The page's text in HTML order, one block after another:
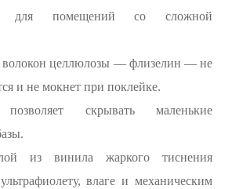
для помещений со сложной
волокон целлюлозы — флизелин — не
и не мокнет при поклейке.
позволяет скрывать маленькие
из винила жаркого тиснения
влаге и механическим